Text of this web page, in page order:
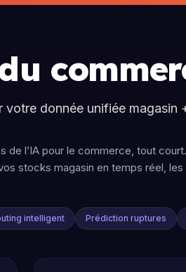
donnée unifiée magasin
l’IA pour le commerce, tout
stocks magasin en temps réel,
intelligent Prédiction ruptures